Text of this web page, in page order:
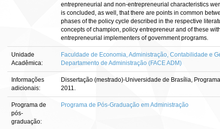
entrepreneurial and non-entrepreneurial characteristics
is concluded, as well, that there are points in common
phases of the policy cycle described in the respective
concepts of champion, policy entrepreneur and of these
entrepreneurial implementers of government programs.
Unidade
Acadêmica:
Faculdade de Economia, Administração, Contabilidade e
Departamento de Administração (FACE ADM)
Informações
adicionais:
Dissertação (mestrado)-Universidade de Brasília,
2011.
Programa de
pós-
graduação:
Programa de Pós-Graduação em Administração